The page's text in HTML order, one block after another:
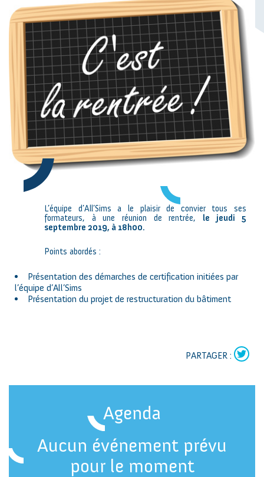
L’équipe d’All’Sims a le plaisir de convier tous ses
formateurs, à une réunion de rentrée, le jeudi 5
septembre 2019, à 18h00.
Points abordés :
Présentation des démarches de certification initiées par
l’équipe d’All’Sims
Présentation du projet de restructuration du bâtiment
PARTAGER :
Agenda
Aucun événement prévu
pour le moment